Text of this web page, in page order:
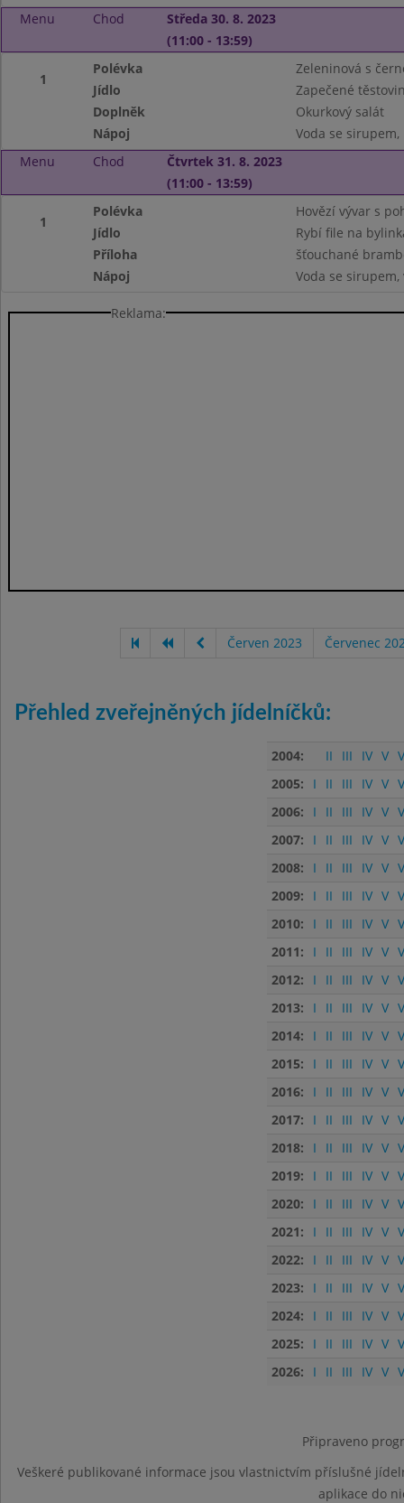
Menu
Chod
Středa 30. 8. 2023
(11:00 - 13:59)
1
Polévka
Zeleninová s
Jídlo
Zapečené
Doplněk
Okurkový salát
Nápoj
Voda se sirupem,
Menu
Chod
Čtvrtek 31. 8. 2023
(11:00 - 13:59)
1
Polévka
Hovězí vývar s
Jídlo
Rybí file na
Příloha
šťouchané
Nápoj
Voda se sirupem,
Reklama:
Červen 2023 Červenec
Přehled zveřejněných jídelníčků:
2004: II III IV V
2005:
I II III IV V
2006:
I II III IV V
2007:
I II III IV V
2008:
I II III IV V
2009:
I II III IV V
2010:
I II III IV V
2011:
I II III IV V
2012:
I II III IV V
2013:
I II III IV V
2014:
I II III IV V
2015:
I II III IV V
2016:
I II III IV V
2017:
I II III IV V
2018:
I II III IV V
2019:
I II III IV V
2020:
I II III IV V
2021:
I II III IV V
2022:
I II III IV V
2023:
I II III IV V
2024:
I II III IV V
2025:
I II III IV V
2026:
I II III IV V
Připraveno
Veškeré publikované informace jsou vlastnictvím příslušné
aplikace do